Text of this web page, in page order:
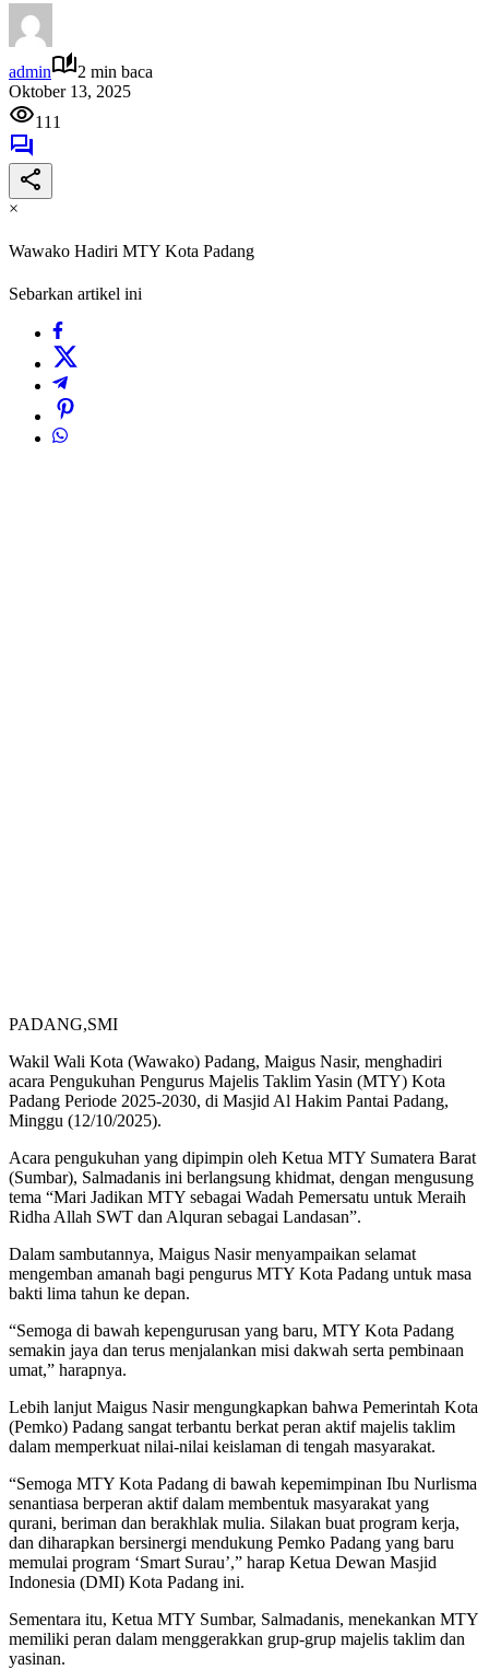
admin
2 min baca
Oktober 13, 2025
111
×
Wawako Hadiri MTY Kota Padang
Sebarkan artikel ini
PADANG,SMI
Wakil Wali Kota (Wawako) Padang, Maigus Nasir, menghadiri
acara Pengukuhan Pengurus Majelis Taklim Yasin (MTY) Kota
Padang Periode 2025-2030, di Masjid Al Hakim Pantai Padang,
Minggu (12/10/2025).
Acara pengukuhan yang dipimpin oleh Ketua MTY Sumatera Barat
(Sumbar), Salmadanis ini berlangsung khidmat, dengan mengusung
tema “Mari Jadikan MTY sebagai Wadah Pemersatu untuk Meraih
Ridha Allah SWT dan Alquran sebagai Landasan”.
Dalam sambutannya, Maigus Nasir menyampaikan selamat
mengemban amanah bagi pengurus MTY Kota Padang untuk masa
bakti lima tahun ke depan.
“Semoga di bawah kepengurusan yang baru, MTY Kota Padang
semakin jaya dan terus menjalankan misi dakwah serta pembinaan
umat,” harapnya.
Lebih lanjut Maigus Nasir mengungkapkan bahwa Pemerintah Kota
(Pemko) Padang sangat terbantu berkat peran aktif majelis taklim
dalam memperkuat nilai-nilai keislaman di tengah masyarakat.
“Semoga MTY Kota Padang di bawah kepemimpinan Ibu Nurlisma
senantiasa berperan aktif dalam membentuk masyarakat yang
qurani, beriman dan berakhlak mulia. Silakan buat program kerja,
dan diharapkan bersinergi mendukung Pemko Padang yang baru
memulai program ‘Smart Surau’,” harap Ketua Dewan Masjid
Indonesia (DMI) Kota Padang ini.
Sementara itu, Ketua MTY Sumbar, Salmadanis, menekankan MTY
memiliki peran dalam menggerakkan grup-grup majelis taklim dan
yasinan.